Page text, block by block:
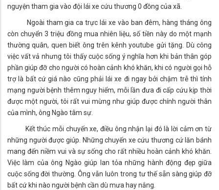
nguyện tham gia vào đội lái xe cứu thương 0 đồng của xã.
Ngoài tham gia ca trực lái xe vào ban đêm, hàng tháng ông
còn chuyển 3 triệu đồng mua nhiên liệu, số tiền này do một mạnh
thường quân, quen biết ông trên kênh youtube gửi tặng. Dù công
việc vất vả nhưng tôi thấy cuộc sống ý nghĩa hơn khi bản thân góp
phần giúp đỡ cho người có hoàn cảnh khó khăn, khi có người gọi hỗ
trợ là bất cứ giá nào cũng phải lái xe đi ngay bởi chậm trễ thì tính
mạng người bệnh thêm nguy hiểm, mỗi lần đưa đi cấp cứu kịp thời
được một người, tôi rất vui mừng như giúp được chính người thân
của mình, ông Ngào tâm sự.
Kết thúc mỗi chuyến xe, điều ông nhận lại đó là lời cảm ơn từ
những người được giúp. Những chuyến xe cứu thương cứ lăn bánh
mang đến niềm vui và sự sống cho rất nhiều hoàn cảnh khó khăn.
Việc làm của ông Ngào giúp lan tỏa những hành động đẹp giữa
cuộc sống đời thường. Ông vẫn luôn trong tư thế sẵn sàng giúp đỡ
bất cứ khi nào người bệnh cần dù mưa hay nắng.